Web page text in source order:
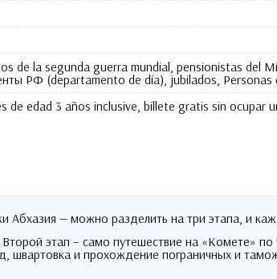
de la segunda guerra mundial, pensionistas del
РФ (departamento de día), jubilados,
de edad 3 años inclusive, billete gratis sin ocupar
Абхазия — можно разделить на три этапа и
Второй этап – само путешествие на «Комете»
, швартовка и прохождение пограничных и